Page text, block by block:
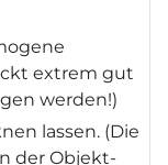
extrem gut
werden!)
lassen. (Die
der Objekt-